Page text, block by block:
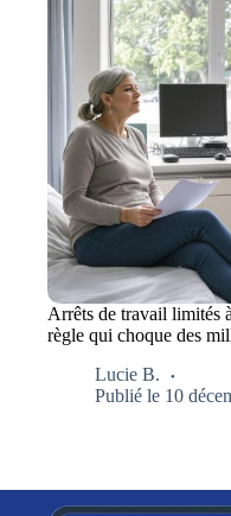
Arrêts de travail limités
règle qui choque des
Lucie B.
Publié le 10